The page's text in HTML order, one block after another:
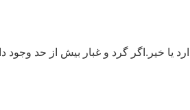
خیر.اگر گرد و غبار بیش از حد وجود